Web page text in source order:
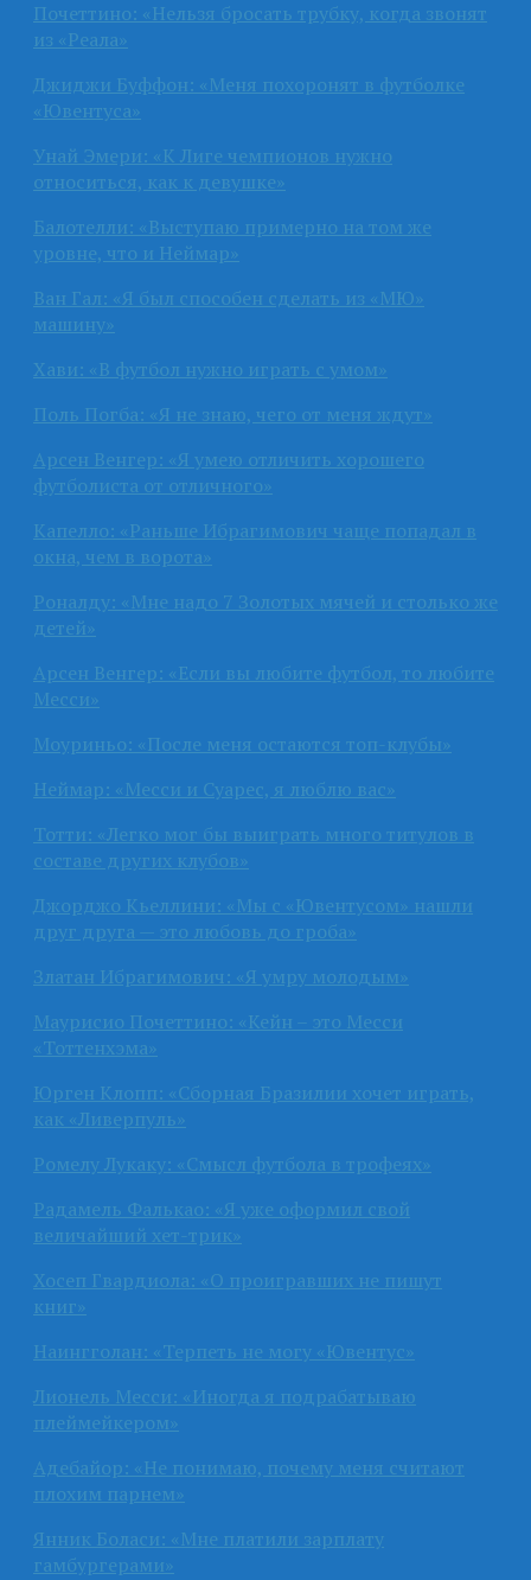
Почеттино: «Нельзя бросать трубку, когда звонят
из «Реала»
Джиджи Буффон: «Меня похоронят в футболке
«Ювентуса»
Унай Эмери: «К Лиге чемпионов нужно
относиться, как к девушке»
Балотелли: «Выступаю примерно на том же
уровне, что и Неймар»
Ван Гал: «Я был способен сделать из «МЮ»
машину»
Хави: «В футбол нужно играть с умом»
Поль Погба: «Я не знаю, чего от меня ждут»
Арсен Венгер: «Я умею отличить хорошего
футболиста от отличного»
Капелло: «Раньше Ибрагимович чаще попадал в
окна, чем в ворота»
Роналду: «Мне надо 7 Золотых мячей и столько же
детей»
Арсен Венгер: «Если вы любите футбол, то любите
Месси»
Моуриньо: «После меня остаются топ-клубы»
Неймар: «Месси и Суарес, я люблю вас»
Тотти: «Легко мог бы выиграть много титулов в
составе других клубов»
Джорджо Кьеллини: «Мы с «Ювентусом» нашли
друг друга — это любовь до гроба»
Златан Ибрагимович: «Я умру молодым»
Маурисио Почеттино: «Кейн – это Месси
«Тоттенхэма»
Юрген Клопп: «Сборная Бразилии хочет играть,
как «Ливерпуль»
Ромелу Лукаку: «Смысл футбола в трофеях»
Радамель Фалькао: «Я уже оформил свой
величайший хет-трик»
Хосеп Гвардиола: «О проигравших не пишут
книг»
Наингголан: «Терпеть не могу «Ювентус»
Лионель Месси: «Иногда я подрабатываю
плеймейкером»
Адебайор: «Не понимаю, почему меня считают
плохим парнем»
Янник Боласи: «Мне платили зарплату
гамбургерами»